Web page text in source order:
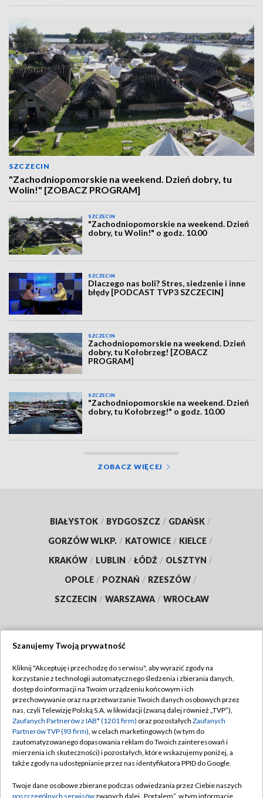
SZCZECIN
"Zachodniopomorskie na weekend. Dzień dobry, tu
Wolin!" [ZOBACZ PROGRAM]
SZCZECIN
"Zachodniopomorskie na weekend. Dzień
dobry, tu Wolin!" o godz. 10.00
SZCZECIN
Dlaczego nas boli? Stres, siedzenie i inne
błędy [PODCAST TVP3 SZCZECIN]
SZCZECIN
Zachodniopomorskie na weekend. Dzień
dobry, tu Kołobrzeg! [ZOBACZ
PROGRAM]
SZCZECIN
"Zachodniopomorskie na weekend. Dzień
dobry, tu Kołobrzeg!" o godz. 10.00
ZOBACZ WIĘCEJ
BIAŁYSTOK / BYDGOSZCZ / GDAŃSK /
GORZÓW WLKP. / KATOWICE / KIELCE /
KRAKÓW / LUBLIN / ŁÓDŹ / OLSZTYN /
OPOLE / POZNAŃ / RZESZÓW /
SZCZECIN / WARSZAWA / WROCŁAW
TVP
Abonament TVP
Emisja w TVP
Centrum informacji TVP
Naziemna Telewizja Cyfrowa
Rada Programowa
Regulamin TVP
Polityka prywatności
Moje zgody
Pomoc
Szanujemy Twoją prywatność
Kliknij "Akceptuję i przechodzę do serwisu", aby wyrazić zgody na
korzystanie z technologii automatycznego śledzenia i zbierania danych,
dostęp do informacji na Twoim urządzeniu końcowym i ich
przechowywanie oraz na przetwarzanie Twoich danych osobowych przez
nas, czyli Telewizję Polską S.A. w likwidacji (zwaną dalej również „TVP”),
Zaufanych Partnerów z IAB* (1201 firm) oraz pozostałych Zaufanych
Partnerów TVP (93 firm), w celach marketingowych (w tym do
zautomatyzowanego dopasowania reklam do Twoich zainteresowań i
mierzenia ich skuteczności) i pozostałych, które wskazujemy poniżej, a
także zgody na udostępnianie przez nas identyfikatora PPID do Google.
Twoje dane osobowe zbierane podczas odwiedzania przez Ciebie naszych
poszczególnych serwisówzwanych dalej „Portalem”, w tym informacje